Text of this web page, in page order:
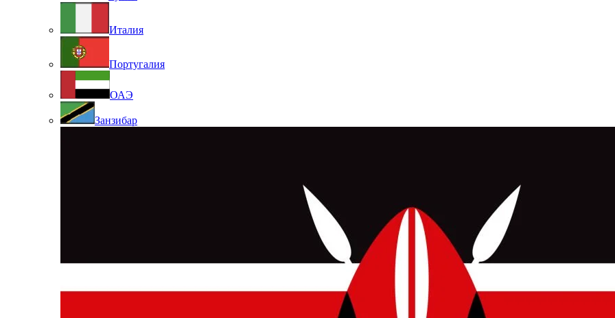
Италия
Португалия
ОАЭ
Занзибар